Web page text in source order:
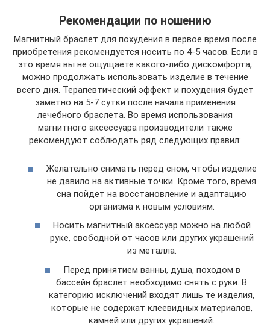
Рекомендации по ношению
Магнитный браслет для похудения в первое время после
приобретения рекомендуется носить по 4-5 часов. Если в
это время вы не ощущаете какого-либо дискомфорта,
можно продолжать использовать изделие в течение
всего дня. Терапевтический эффект и похудения будет
заметно на 5-7 сутки после начала применения
лечебного браслета. Во время использования
магнитного аксессуара производители также
рекомендуют соблюдать ряд следующих правил:
Желательно снимать перед сном, чтобы изделие
не давило на активные точки. Кроме того, время
сна пойдет на восстановление и адаптацию
организма к новым условиям.
Носить магнитный аксессуар можно на любой
руке, свободной от часов или других украшений
из металла.
Перед принятием ванны, душа, походом в
бассейн браслет необходимо снять с руки. В
категорию исключений входят лишь те изделия,
которые не содержат клеевидных материалов,
камней или других украшений.